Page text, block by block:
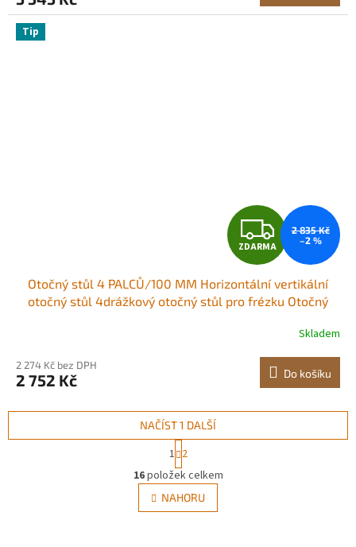
Tip
Z
D
A
M
A
ZDARMA
2 835 Kč
–2 %
Otočný stůl 4 PALCŮ/100 MM Horizontální vertikální
otočný stůl 4drážkový otočný stůl pro frézku Otočný
Skladem
2 274 Kč bez DPH
2 752 Kč Do košíku
O
v
l
á
NAČÍST 1 DALŠÍ
t
r
á
n
k
1 2
16položek celkem
NAHORU